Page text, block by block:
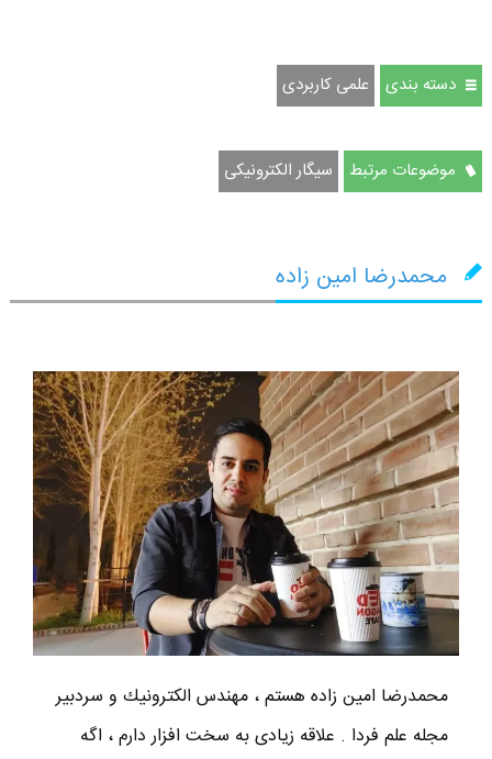
دسته بندی علمی کاربردی
موضوعات مرتبط سیگار الکترونیکی
محمدرضا امین زاده
محمدرضا امين زاده هستم ، مهندس الكترونيك و سردبير
مجله علم فردا . علاقه زیادی به سخت افزار دارم ، اگه